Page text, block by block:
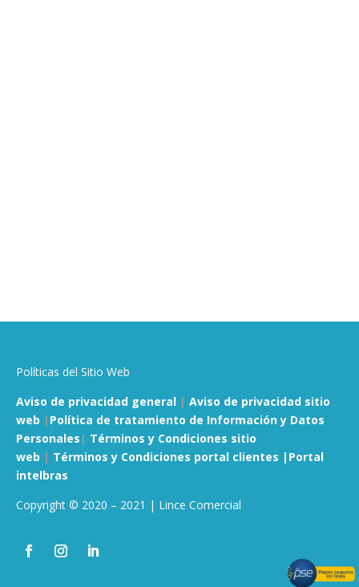
Políticas del Sitio Web
Aviso de privacidad general | Aviso de privacidad sitio
web | Política de tratamiento de Información y Datos
Personales | Términos y Condiciones sitio
web | Términos y Condiciones portal clientes | Portal
intelbras
Copyright © 2020 – 2021 | Lince Comercial